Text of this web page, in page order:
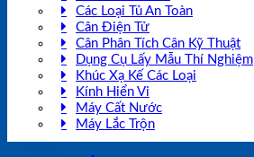
Các Loại Tủ An Toàn
Cân Điện Tử
Cân Phân Tích Cân Kỹ Thuật
Dụng Cụ Lấy Mẫu Thí Nghiệm
Khúc Xạ Kế Các Loại
Kính Hiển Vi
Máy Cất Nước
Máy Lắc Trộn